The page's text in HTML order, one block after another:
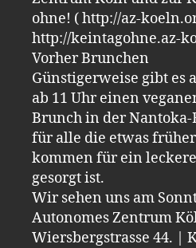
ohne! ( http://az-
http://keintagohne.az-
Vorher Brunchen
Günstigerweise gibt es
ab 11 Uhr einen
Brunch in der Nantoka-
für alle die etwas früher
kommen für ein
gesorgt ist.
Wir sehen uns am
Autonomes Zentrum
Wiersbergstrasse 44. |